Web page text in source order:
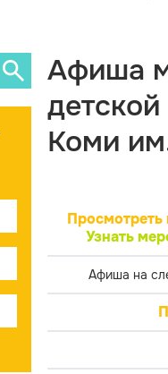
Афиша
Коми
Просмотреть
Узнать
Афиша на